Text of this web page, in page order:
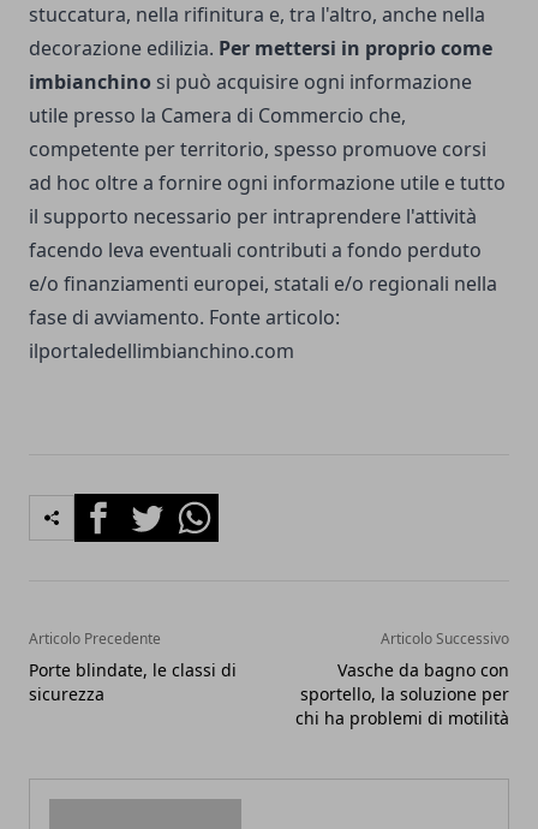
stuccatura, nella rifinitura e, tra l'altro, anche nella
decorazione edilizia. Per mettersi in proprio come
imbianchino si può acquisire ogni informazione
utile presso la Camera di Commercio che,
competente per territorio, spesso promuove corsi
ad hoc oltre a fornire ogni informazione utile e tutto
il supporto necessario per intraprendere l'attività
facendo leva eventuali contributi a fondo perduto
e/o finanziamenti europei, statali e/o regionali nella
fase di avviamento. Fonte articolo:
ilportaledellimbianchino.com
FacebookTwitterWhatsapp
Articolo Precedente
Porte blindate, le classi di
sicurezza
Articolo Successivo
Vasche da bagno con
sportello, la soluzione per
chi ha problemi di motilità